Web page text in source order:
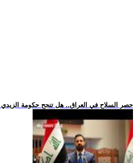
.. حصر السلاح في العراق.. هل تنجح حكومة